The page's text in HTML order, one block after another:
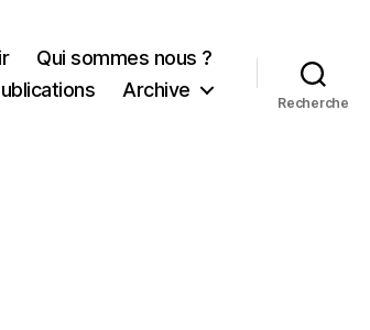
Qui sommes nous ?
Archive
Recherche